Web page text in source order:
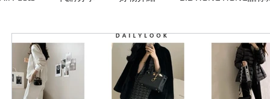
外國購物網站介紹 ABOUT ME ABOUT BIDHONGKONG
美食團購 台灣代購網站 Bidhongkong